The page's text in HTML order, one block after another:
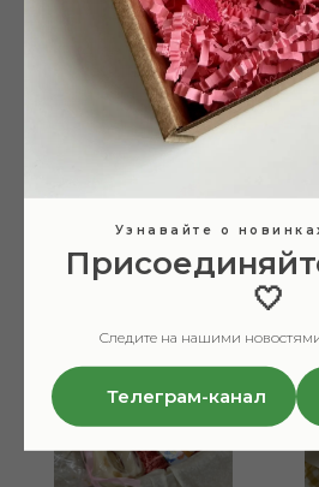
Подарочный набор
лишнего пластика
2 490 руб.
Узнавайте о
🤍
Следите на нашими
Телеграм-канал